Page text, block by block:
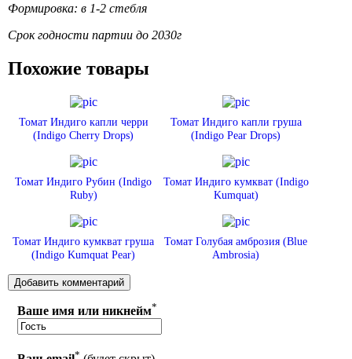
Формировка: в 1-2 стебля
Срок годности партии до 2030г
Похожие товары
Томат Индиго капли черри
(Indigo Cherry Drops)
Томат Индиго капли груша
(Indigo Pear Drops)
Томат Индиго Рубин (Indigo
Ruby)
Томат Индиго кумкват (Indigo
Kumquat)
Томат Индиго кумкват груша
(Indigo Kumquat Pear)
Томат Голубая амброзия (Blue
Ambrosia)
Ваше имя или никнейм*
*